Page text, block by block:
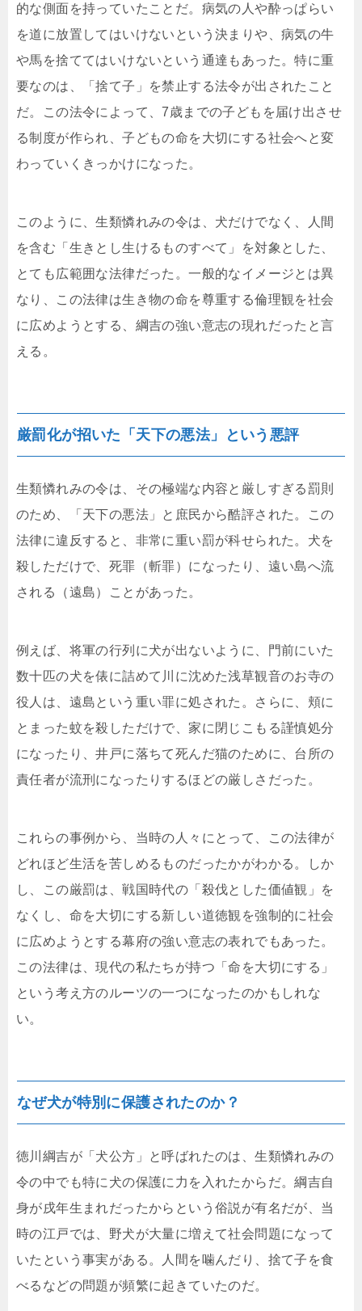
的な側面を持っていたことだ。病気の人や酔っぱらい
を道に放置してはいけないという決まりや、病気の牛
や馬を捨ててはいけないという通達もあった。特に重
要なのは、「捨て子」を禁止する法令が出されたこと
だ。この法令によって、7歳までの子どもを届け出させ
る制度が作られ、子どもの命を大切にする社会へと変
わっていくきっかけになった。
このように、生類憐れみの令は、犬だけでなく、人間
を含む「生きとし生けるものすべて」を対象とした、
とても広範囲な法律だった。一般的なイメージとは異
なり、この法律は生き物の命を尊重する倫理観を社会
に広めようとする、綱吉の強い意志の現れだったと言
える。
厳罰化が招いた「天下の悪法」という悪評
生類憐れみの令は、その極端な内容と厳しすぎる罰則
のため、「天下の悪法」と庶民から酷評された。この
法律に違反すると、非常に重い罰が科せられた。犬を
殺しただけで、死罪（斬罪）になったり、遠い島へ流
される（遠島）ことがあった。
例えば、将軍の行列に犬が出ないように、門前にいた
数十匹の犬を俵に詰めて川に沈めた浅草観音のお寺の
役人は、遠島という重い罪に処された。さらに、頬に
とまった蚊を殺しただけで、家に閉じこもる謹慎処分
になったり、井戸に落ちて死んだ猫のために、台所の
責任者が流刑になったりするほどの厳しさだった。
これらの事例から、当時の人々にとって、この法律が
どれほど生活を苦しめるものだったかがわかる。しか
し、この厳罰は、戦国時代の「殺伐とした価値観」を
なくし、命を大切にする新しい道徳観を強制的に社会
に広めようとする幕府の強い意志の表れでもあった。
この法律は、現代の私たちが持つ「命を大切にする」
という考え方のルーツの一つになったのかもしれな
い。
なぜ犬が特別に保護されたのか？
徳川綱吉が「犬公方」と呼ばれたのは、生類憐れみの
令の中でも特に犬の保護に力を入れたからだ。綱吉自
身が戌年生まれだったからという俗説が有名だが、当
時の江戸では、野犬が大量に増えて社会問題になって
いたという事実がある。人間を噛んだり、捨て子を食
べるなどの問題が頻繁に起きていたのだ。